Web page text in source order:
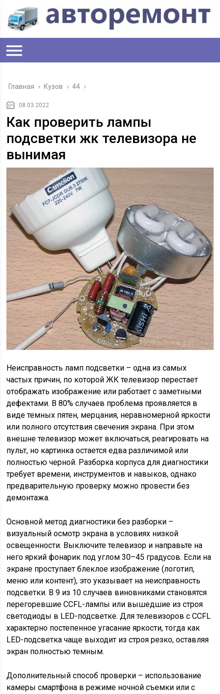
Главная › Кузов › 44 ›
08.03.2022
Как проверить лампы
подсветки жк телевизора не
вынимая
Неисправность ламп подсветки – одна из самых
частых причин, по которой ЖК телевизор перестает
отображать изображение или работает с заметными
дефектами. В 80% случаев проблема проявляется в
виде темных пятен, мерцания, неравномерной яркости
или полного отсутствия свечения экрана. При этом
внешне телевизор может включаться, реагировать на
пульт, но картинка остается едва различимой или
полностью черной. Разборка корпуса для диагностики
требует времени, инструментов и навыков, однако
предварительную проверку можно провести без
демонтажа.
Основной метод диагностики без разборки –
визуальный осмотр экрана в условиях низкой
освещенности. Выключите телевизор и направьте на
него яркий фонарик под углом 30–45 градусов. Если на
экране проступает блеклое изображение (логотип,
меню или контент), это указывает на неисправность
подсветки. В 9 из 10 случаев виновниками становятся
перегоревшие CCFL-лампы или вышедшие из строя
светодиоды в LED-подсветке. Для телевизоров с CCFL
характерно постепенное угасание яркости, тогда как
LED-подсветка чаще выходит из строя резко, оставляя
экран полностью темным.
Дополнительный способ проверки – использование
камеры смартфона в режиме ночной съемки или с